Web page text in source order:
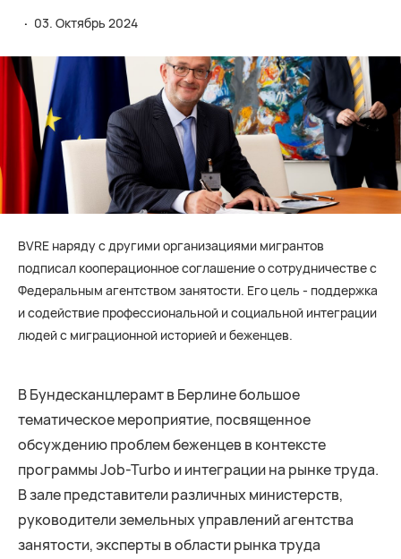
· 03. Октябрь 2024
BVRE наряду с другими организациями мигрантов
подписал кооперационное соглашение о сотрудничестве с
Федеральным агентством занятости. Его цель - поддержка
и содействие профессиональной и социальной интеграции
людей с миграционной историей и беженцев.
В Бундесканцлерамт в Берлине большое
тематическое мероприятие, посвященное
обсуждению проблем беженцев в контексте
программы Job-Turbo и интеграции на рынке труда.
В зале представители различных министерств,
руководители земельных управлений агентства
занятости, эксперты в области рынка труда